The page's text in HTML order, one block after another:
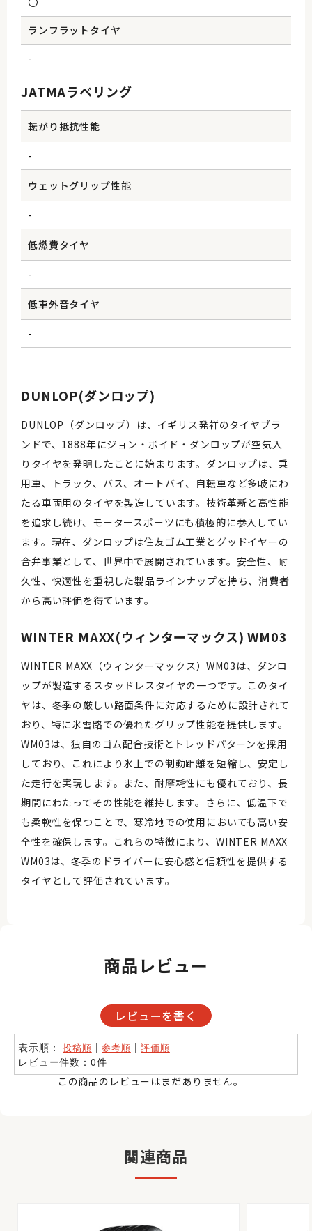
ランフラットタイヤ
-
JATMAラベリング
転がり抵抗性能
-
ウェットグリップ性能
-
低燃費タイヤ
-
低車外音タイヤ
-
DUNLOP(ダンロップ)
DUNLOP（ダンロップ）は、イギリス発祥のタイヤブラ
ンドで、1888年にジョン・ボイド・ダンロップが空気入
りタイヤを発明したことに始まります。ダンロップは、乗
用車、トラック、バス、オートバイ、自転車など多岐にわ
たる車両用のタイヤを製造しています。技術革新と高性能
を追求し続け、モータースポーツにも積極的に参入してい
ます。現在、ダンロップは住友ゴム工業とグッドイヤーの
合弁事業として、世界中で展開されています。安全性、耐
久性、快適性を重視した製品ラインナップを持ち、消費者
から高い評価を得ています。
WINTER MAXX(ウィンターマックス) WM03
WINTER MAXX（ウィンターマックス）WM03は、ダンロ
ップが製造するスタッドレスタイヤの一つです。このタイ
ヤは、冬季の厳しい路面条件に対応するために設計されて
おり、特に氷雪路での優れたグリップ性能を提供します。
WM03は、独自のゴム配合技術とトレッドパターンを採用
しており、これにより氷上での制動距離を短縮し、安定し
た走行を実現します。また、耐摩耗性にも優れており、長
期間にわたってその性能を維持します。さらに、低温下で
も柔軟性を保つことで、寒冷地での使用においても高い安
全性を確保します。これらの特徴により、WINTER MAXX
WM03は、冬季のドライバーに安心感と信頼性を提供する
タイヤとして評価されています。
商品レビュー
レビューを書く
表示順：投稿順 |参考順 |評価順
レビュー件数：0件
この商品のレビューはまだありません。
関連商品